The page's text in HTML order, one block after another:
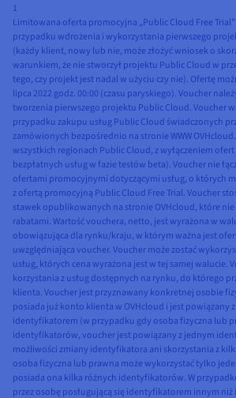
1
Limitowana oferta promocyjna „Public Cloud Free
przypadku wdrożenia i wykorzystania pierwszego
(każdy klient, nowy lub nie, może złożyć wniosek o
warunkiem, że nie stworzył projektu Public Cloud w
tego, czy projekt jest nadal w użyciu czy nie). Ofertę
lipca 2022 godz. 00:00 (czasu paryskiego). Voucher
tworzenia pierwszego projektu Public Cloud. Voucher
przypadku zakupu usług Public Cloud świadczonych
zamówionych bezpośrednio na stronie WWW
wszystkich regionach Public Cloud, z wyłączeniem
bezpłatnych usług w fazie testów beta). Voucher nie
ofertami promocyjnymi dotyczącymi usług, o których
z ofertą promocyjną Public Cloud Free Trial. Voucher
stawek opublikowanych na stronie OVHcloud, które
rabatami. Wartość vouchera, netto, jest wyrażona w
obowiązująca dla rynku/kraju, w którym ważna jest
uwzględniająca voucher. Voucher może zostać
usług, których cena wyrażona jest w tej samej walucie.
korzystania z usług dostępnych na rynku, do którego
klienta. Voucher jest przyznawany konkretnej osobie
posiada już konto klienta w OVHcloud i jest powiązany
identyfikatorem (w przypadku gdy osoba fizyczna lub
identyfikatorów, voucher jest powiązany z jednym
możliwości zmiany identyfikatora ani skorzystania z
osoba fizyczna lub prawna może wykorzystać tylko
posiada ona kilka różnych identyfikatorów. W
przez osobę posługującą się identyfikatorem innym